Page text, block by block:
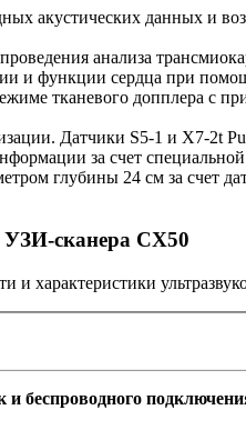
акустических данных и
анализа
и функции сердца при
тканевого допплера с
Датчики S5-1 и X7-2t
за счет
глубины 24 см за счет
УЗИ-сканера CX50
и характеристики
и беспроводного